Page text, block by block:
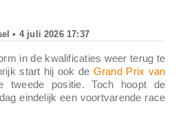
• 4 juli 2026 17:37
in de kwalificaties weer terug te
start hij ook de Grand Prix van
tweede positie. Toch hoopt de
eindelijk een voortvarende race